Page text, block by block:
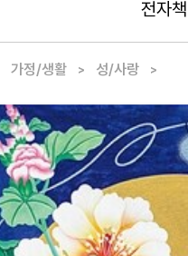
전자책
가정/생활 성/사랑